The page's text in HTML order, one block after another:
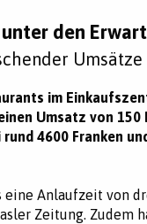
den
Umsätze
im
Umsatz von
4600 Franken
eine Anlaufzeit von
Zeitung. Zudem